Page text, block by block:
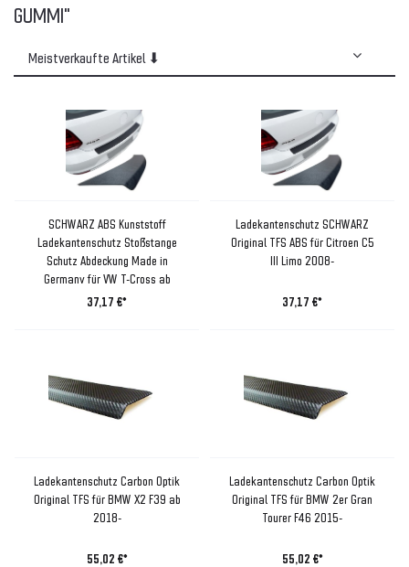
GUMMI"
SCHWARZ ABS Kunststoff
Ladekantenschutz Stoßstange
Schutz Abdeckung Made in
Germany für VW T-Cross ab
2018-
37,17 €*
Ladekantenschutz SCHWARZ
Original TFS ABS für Citroen C5
III Limo 2008-
37,17 €*
Ladekantenschutz Carbon Optik
Original TFS für BMW X2 F39 ab
2018-
55,02 €*
Ladekantenschutz Carbon Optik
Original TFS für BMW 2er Gran
Tourer F46 2015-
55,02 €*